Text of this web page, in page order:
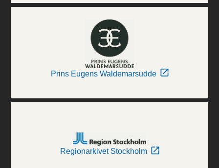
Prins Eugens Waldemarsudde
Regionarkivet Stockholm